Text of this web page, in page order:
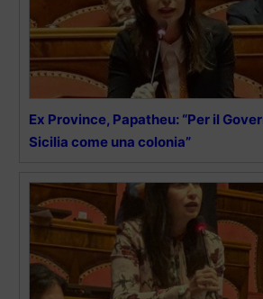
Ex Province, Papatheu: “Per il
Sicilia come una colonia”